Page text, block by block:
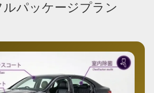
ルパッケージプラン